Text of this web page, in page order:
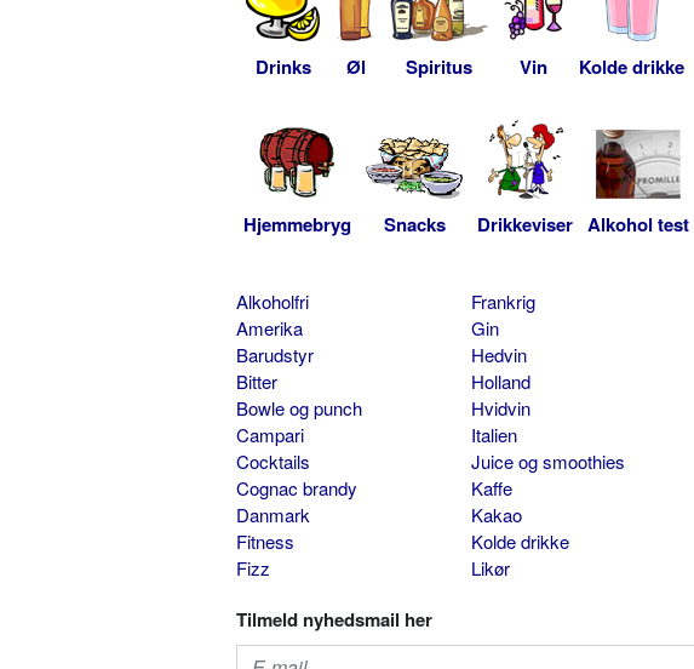
Drinks Øl Spiritus Vin Kolde drikke
Hjemmebryg Snacks Drikkeviser Alkohol test
Alkoholfri
Amerika
Barudstyr
Bitter
Bowle og punch
Campari
Cocktails
Cognac brandy
Danmark
Fitness
Fizz
Frankrig
Gin
Hedvin
Holland
Hvidvin
Italien
Juice og smoothies
Kaffe
Kakao
Kolde drikke
Likør
Tilmeld nyhedsmail her